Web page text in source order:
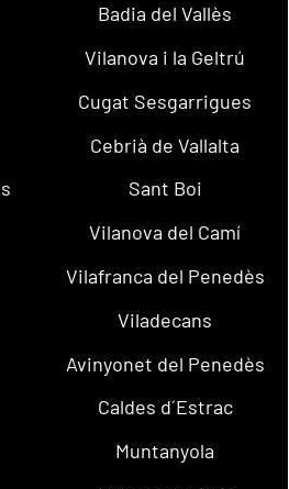
Badia del Vallès
Vilanova i la Geltrú
Cugat Sesgarrigues
Cebrià de Vallalta
Sant Boi
Vilanova del Camí
Vilafranca del Penedès
Viladecans
Avinyonet del Penedès
Caldes d´Estrac
Muntanyola